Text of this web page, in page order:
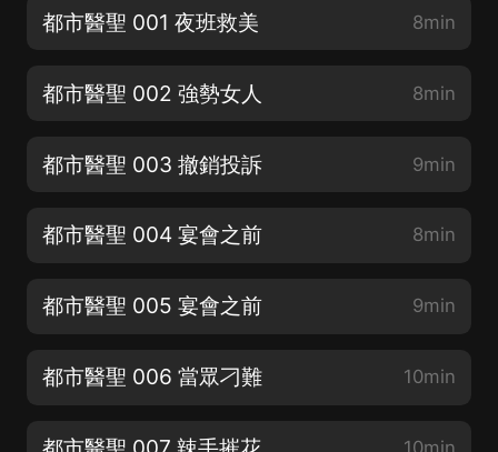
都市醫聖 001 夜班救美 8min
都市醫聖 002 強勢女人 8min
都市醫聖 003 撤銷投訴 9min
都市醫聖 004 宴會之前 8min
都市醫聖 005 宴會之前 9min
都市醫聖 006 當眾刁難 10min